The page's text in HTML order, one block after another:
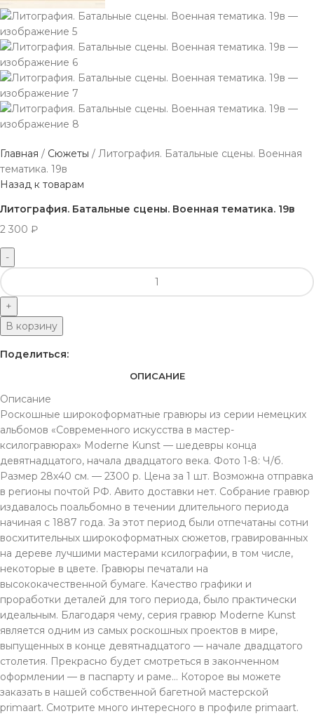
Главная Сюжеты
Литография. Батальные сцены. Военная
тематика. 19в
Назад к товарам
Литография. Батальные сцены. Военная тематика. 19в
2 300 ₽
В корзину
Поделиться:
ОПИСАНИЕ
Описание
Роскошные широкоформатные гравюры из серии немецких
альбомов «Современного искусства в мастер-
ксилогравюрах» Moderne Kunst — шедевры конца
девятнадцатого, начала двадцатого века. Фото 1-8: Ч/б.
Размер 28х40 см. — 2300 р. Цена за 1 шт. Возможна отправка
в регионы почтой РФ. Авито доставки нет. Собрание гравюр
издавалось поальбомно в течении длительного периода
начиная с 1887 года. За этот период были отпечатаны сотни
восхитительных широкоформатных сюжетов, гравированных
на дереве лучшими мастерами ксилографии, в том числе,
некоторые в цвете. Гравюры печатали на
высококачественной бумаге. Качество графики и
проработки деталей для того периода, было практически
идеальным. Благодаря чему, серия гравюр Moderne Kunst
является одним из самых роскошных проектов в мире,
выпущенных в конце девятнадцатого — начале двадцатого
столетия. Прекрасно будет смотреться в законченном
оформлении — в паспарту и раме… Которое вы можете
заказать в нашей собственной багетной мастерской
primaart. Смотрите много интересного в профиле primaart.